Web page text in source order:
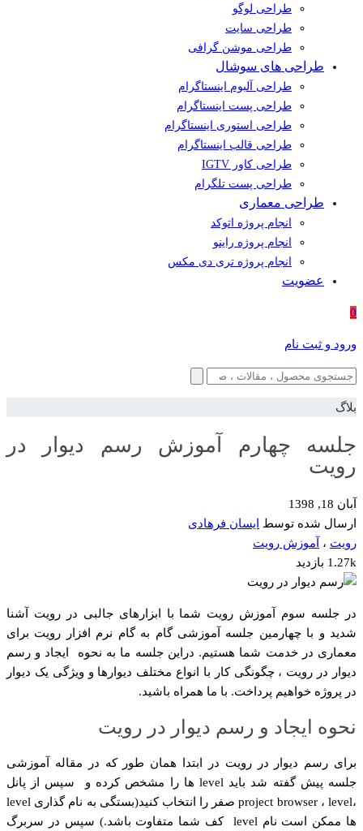
طراحی لوگو
طراحی سایت
طراحی موشن گرافی
طراحی های سوشال
طراحی آلبوم اینستاگرام
طراحی پست اینستاگرام
طراحی استوری اینستاگرام
طراحی قالب اینستاگرام
طراحی کاور IGTV
طراحی پست تلگرام
طراحی معماری
انجام پروژه اتوکد
انجام پروژه راینو
انجام پروژه تری دی مکس
عضویت
0
ورود و ثبت نام
بلاگ
جلسه چهارم آموزش رسم دیوار در
رویت
آبان 18, 1398
ارسال شده توسط
ایسان فرهادی
رویت ،
آموزش رویت
1.27k بازدید
در جلسه سوم آموزش رویت شما با ابزارهای جالبی در رویت آشنا
شدید و با چهارمین جلسه آموزشی گام به گام نرم افزار رویت برای
معماری در خدمت شما هستیم. دراین جلسه ما به نحوه ایجاد و رسم
دیوار در رویت ، چگونگی کار با انواع مختلف دیوارها و ویژگی یک دیوار
در پروژه خواهیم پرداخت. با ما همراه باشید.
نحوه ایجاد و رسم دیوار در رویت
برای رسم دیوار در رویت در ابتدا همان طور که در مقاله آموزشی
جلسه پیش گفته شد باید level ها را مشخص کرده و سپس از پانل
،project browser ، level صفر را انتخاب کنید(بستگی به نام گذاری level
ها ممکن است نام level کف شما متفاوت باشد.) سپس در سربرگ